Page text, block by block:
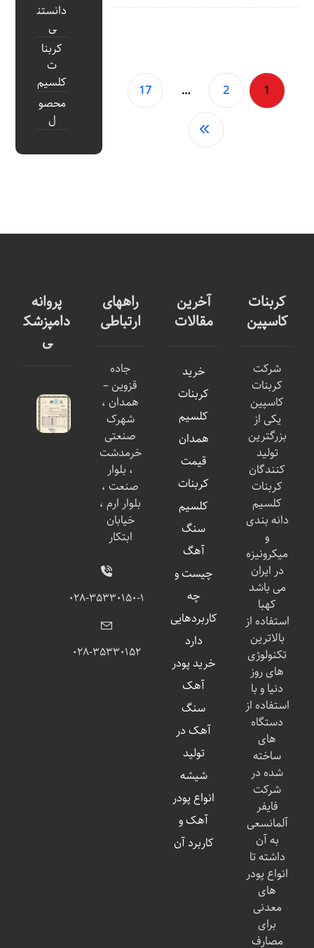
1
2
…
17
دانستن
ی
کربنا
ت
کلسیم
محصو
ل
کربنات
کاسپین
شرکت
کربنات
کاسپین
یکی از
بزرگترین
تولید
کنندگان
کربنات
کلسیم
دانه بندی
و
میکرونیزه
در ایران
می باشد
کهبا
استفاده از
بالاترین
تکنولوژی
های روز
دنیا و با
استفاده از
دستگاه
های
ساخته
شده در
شرکت
فایفر
آلمانسعی
به آن
داشته تا
انواع پودر
های
معدنی
برای
مصارف
آخرین
مقالات
خرید
کربنات
کلسیم
همدان
قیمت
کربنات
کلسیم
سنگ
آهگ
چیست و
چه
کاربردهایی
دارد
خرید پودر
آهک
سنگ
آهک در
تولید
شیشه
انواع پودر
آهک و
کاربرد آن
راههای
ارتباطی
جاده
قزوین –
همدان ،
شهرک
صنعتی
خرمدشت
، بلوار
صنعت ،
بلوار ارم ،
خیابان
ابتکار
۰۲۸-۳۵۳۳۰۱۵۰-۱
۰۲۸-۳۵۳۳۰۱۵۲
پروانه
دامپزشک
ی